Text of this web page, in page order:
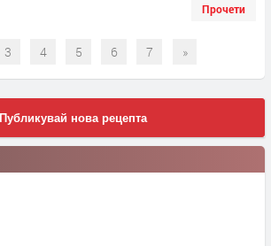
Прочети
3 4 5 6 7 »
Публикувай нова рецепта